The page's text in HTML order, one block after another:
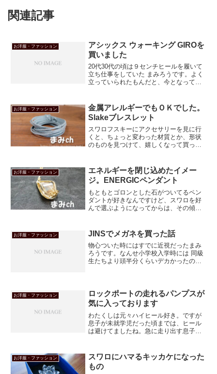
関連記事
お洋服・ファッション
アシックス ウォーキング GIROを
買いました
20代30代の頃は９センチヒールを履いて
立ち仕事をしていた まみろうです。よく
立っていられたもんだと、今となっては
機会が増えるにつれ、靴はとっさに走り
やすいものを選んで...
お洋服・ファッション
金属アレルギーでもＯＫでした。
Slakeブレスレット
スワロフスキーにアクセサリーを見に行
くと、ちょっと変わった材質とか、形状
のものを見つけて、嬉しくなって買っち
と、金属製のバングルより、革製のバン
グルが好きで、いく...
お洋服・ファッション
エネルギーを閉じ込めたイメー
ジ。ENERGICペンダント
もともとゴロンとした石がついてるペン
ダントが好きなんですけど、スワロを好
んで選ぶようになってからは、その傾向
はルーマニア語？なのかな。エネルギッ
シュとか、そんな意...
お洋服・ファッション JINSでメガネを買った話
物心ついた時にはすでに近視だったまみ
ろうです。なんせ小学校入学時には 同級
生たちより頭半分くらいデカかったの
ンタクトレンズを入れた時...
お洋服・ファッション
ロックポートの走れるパンプスが
気に入っております
わたくしは元々ハイヒール好き。ですが
息子が未就学児だった頃までは、ヒール
は避けてましたね。急に走り出す息子を
走ったところで、とても追いつかない
し、だいたい今となっては危...
お洋服・ファッション
スワロにハマるキッカケになった
もの